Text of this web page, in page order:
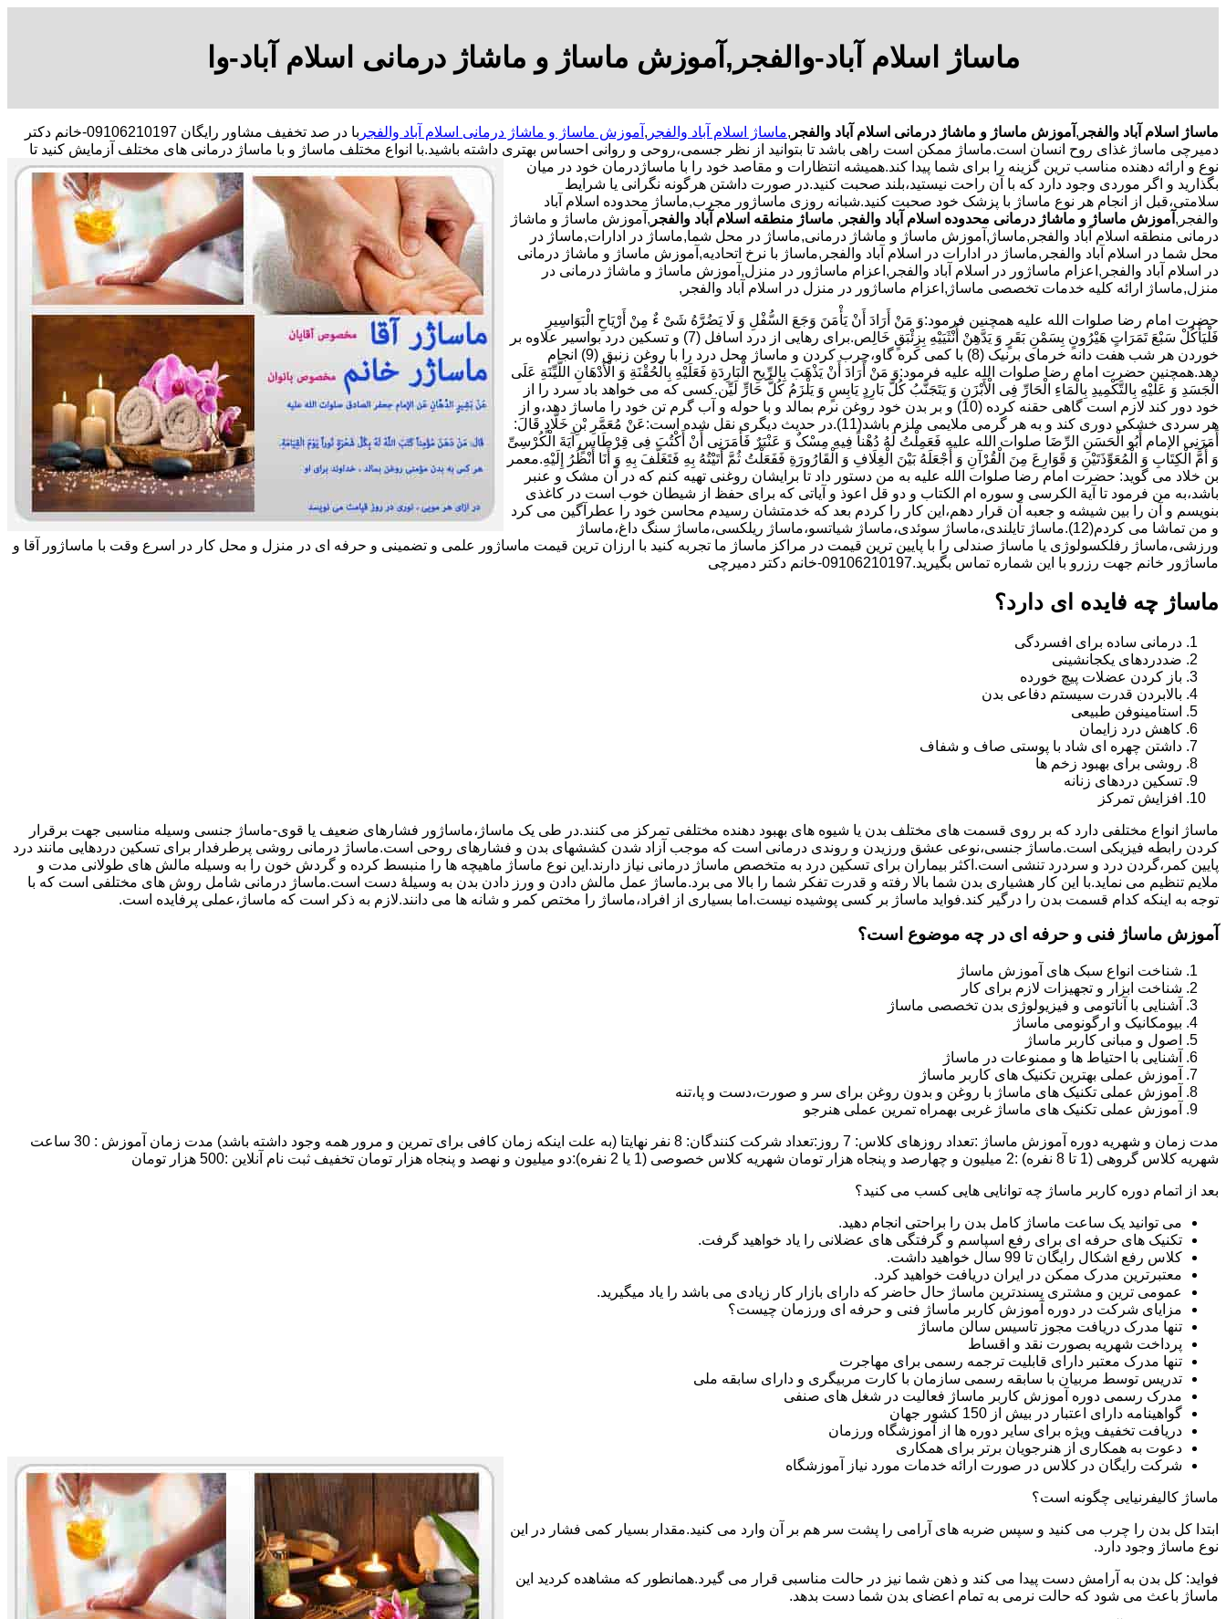
ماساژ اسلام آباد-والفجر,آموزش ماساژ و ماشاژ درمانی اسلام آباد-وا
ماساژ اسلام آباد والفجر , آموزش ماساژ و ماشاژ درمانی اسلام آباد والفجر ,ماساژ اسلام آباد والفجر , آموزش ماساژ و ماشاژ درمانی اسلام آباد والفجر
با در صد تخفیف مشاور رایگان 09106210197-خانم دکتر
دمیرچی ماساژ غذای روح انسان است.ماساژ ممکن است راهی باشد تا بتوانید از نظر جسمی،روحی و روانی احساس بهتری داشته باشید.با انواع مختلف ماساژ و با ماساژ درمانی های مختلف آزمایش کنید تا
نوع و ارائه دهنده مناسب ترین گزینه را برای شما پیدا کند.همیشه انتظارات و مقاصد خود را با ماساژدرمان خود در میان
بگذارید و اگر موردی وجود دارد که با آن راحت نیستید،بلند صحبت کنید.در صورت داشتن هرگونه نگرانی یا شرایط
سلامتی،قبل از انجام هر نوع ماساژ با پزشک خود صحبت کنید.شبانه روزی ماساژور مجرب,ماساژ محدوده اسلام آباد
والفجر, آموزش ماساژ و ماشاژ درمانی محدوده اسلام آباد والفجر , ماساژ منطقه اسلام آباد والفجر ,آموزش ماساژ و ماشاژ
درمانی منطقه اسلام آباد والفجر,ماساژ,آموزش ماساژ و ماشاژ درمانی,ماساژ در محل شما,ماساژ در ادارات,ماساژ در
محل شما در اسلام آباد والفجر,ماساژ در ادارات در اسلام آباد والفجر,ماساژ با نرخ اتحادیه,آموزش ماساژ و ماشاژ درمانی
در اسلام آباد والفجر,اعزام ماساژور در اسلام آباد والفجر,اعزام ماساژور در منزل,آموزش ماساژ و ماشاژ درمانی در
منزل,ماساژ ارائه کلیه خدمات تخصصی ماساژ,اعزام ماساژور در منزل در اسلام آباد والفجر,
حضرت امام رضا صلوات الله علیه همچنین فرمود:وَ مَنْ أَرَادَ أَنْ یَأْمَنَ وَجَعَ السُّفْلِ وَ لَا یَضُرَّهُ شَیْ ءٌ مِنْ أَرْیَاحِ الْبَوَاسِیرِ
فَلْیَأْکُلْ سَبْعَ تَمَرَاتٍ هَیْرُونٍ بِسَمْنِ بَقَرٍ وَ یَدَّهِنْ أُنْثَیَیْهِ بِزِئْبَقٍ خَالِص.برای رهایی از درد اسافل (7) و تسکین درد بواسیر علاوه بر
خوردن هر شب هفت دانه خرمای برنیک (8) با کمی کره گاو،چرب کردن و ماساژ محل درد را با روغن زنبق (9) انجام
دهد.همچنین حضرت امام رضا صلوات الله علیه فرمود:وَ مَنْ أَرَادَ أَنْ یَذْهَبَ بِالرِّیحِ الْبَارِدَةِ فَعَلَیْهِ بِالْحُقْنَةِ وَ الْأَدْهَانِ اللَّیِّنَةِ عَلَى
الْجَسَدِ وَ عَلَیْهِ بِالتَّکْمِیدِ بِالْمَاءِ الْحَارِّ فِی الْأَبْزَنِ وَ یَتَجَنَّبُ کُلَّ بَارِدٍ یَابِسٍ وَ یَلْزَمُ کُلَّ حَارٍّ لَیِّن.کسی که می خواهد باد سرد را از
خود دور کند لازم است گاهی حقنه کرده (10) و بر بدن خود روغن نرم بمالد و با حوله و آب گرم تن خود را ماساژ دهد،و از
هر سردی خشکی دوری کند و به هر گرمی ملایمی ملزم باشد(11).در حدیث دیگری نقل شده است:عَنْ مُعَمَّرِ بْنِ خَلَّادٍ قَالَ:
أَمَرَنِی الإمام أَبُو الْحَسَنِ الرِّضَا صلوات الله علیه فَعَمِلْتُ لَهُ دُهْناً فِیهِ مِسْکٌ وَ عَنْبَرٌ فَأَمَرَنِی أَنْ أَکْتُبَ فِی قِرْطَاسٍ آیَةَ الْکُرْسِیِّ
وَ أُمَّ الْکِتَابِ وَ الْمُعَوِّذَتَیْنِ وَ قَوَارِعَ مِنَ الْقُرْآنِ وَ أَجْعَلَهُ بَیْنَ الْغِلَافِ وَ الْقَارُورَةِ فَفَعَلْتُ ثُمَّ أَتَیْتُهُ بِهِ فَتَغَلَّفَ بِهِ وَ أَنَا أَنْظُرُ إِلَیْهِ.معمر
بن خلاد می گوید: حضرت امام رضا صلوات الله علیه به من دستور داد تا برایشان روغنى تهیه کنم که در آن مشک و عنبر
باشد،به من فرمود تا آیة الکرسى و سوره ام الکتاب و دو قل اعوذ و آیاتى که براى حفظ از شیطان خوب است در کاغذى
بنویسم و آن را بین شیشه و جعبه آن قرار دهم،این کار را کردم بعد که خدمتشان رسیدم محاسن خود را عطرآگین می کرد
و من تماشا می کردم(12).ماساژ تایلندی،ماساژ سوئدی،ماساژ شیاتسو،ماساژ ریلکسی،ماساژ سنگ داغ،ماساژ
ورزشی،ماساژ رفلکسولوژی یا ماساژ صندلی را با پایین ترین قیمت در مراکز ماساژ ما تجربه کنید با ارزان ترین قیمت ماساژور علمی و تضمینی و حرفه ای در منزل و محل کار در اسرع وقت با ماساژور آقا و
ماساژور خانم جهت رزرو با این شماره تماس بگیرید.09106210197-خانم دکتر دمیرچی
ماساژ چه فایده ای دارد؟
درمانی ساده برای افسردگی
ضددردهای یکجانشینی
باز کردن عضلات پیچ خورده
بالابردن قدرت سیستم دفاعی بدن
استامینوفن طبیعی
کاهش درد زایمان
داشتن چهره ای شاد با پوستی صاف و شفاف
روشی برای بهبود زخم ها
تسکین دردهای زنانه
افزایش تمرکز
ماساژ انواع مختلفی دارد که بر روی قسمت های مختلف بدن یا شیوه های بهبود دهنده مختلفی تمرکز می کنند.در طی یک ماساژ،ماساژور فشارهای ضعیف یا قوی-ماساژ جنسی وسیله مناسبی جهت برقرار
کردن رابطه فیزیکی است.ماساژ جنسی،نوعی عشق ورزیدن و روندی درمانی است که موجب آزاد شدن کششهای بدن و فشارهای روحی است.ماساژ درمانی روشی پرطرفدار برای تسکین دردهایی مانند درد
پایین کمر،گردن درد و سردرد تنشی است.اکثر بیماران برای تسکین درد به متخصص ماساژ درمانی نیاز دارند.این نوع ماساژ ماهیچه ها را منبسط کرده و گردش خون را به وسیله مالش های طولانی مدت و
ملایم تنظیم می نماید.با این کار هشیاری بدن شما بالا رفته و قدرت تفکر شما را بالا می برد.ماساژ عمل مالش دادن و ورز دادن بدن به وسیلۀ دست است.ماساژ درمانی شامل روش های مختلفی است که با
توجه به اینکه کدام قسمت بدن را درگیر کند.فواید ماساژ بر کسی پوشیده نیست.اما بسیاری از افراد،ماساژ را مختص کمر و شانه ها می دانند.لازم به ذکر است که ماساژ،عملی پرفایده است.
آموزش ماساژ فنی و حرفه ای در چه موضوع است؟
شناخت انواع سبک های آموزش ماساژ
شناخت ابزار و تجهیزات لازم برای کار
آشنایی با آناتومی و فیزیولوژی بدن تخصصی ماساژ
بیومکانیک و ارگونومی ماساژ
اصول و مبانی کاربر ماساژ
آشنایی با احتیاط ها و ممنوعات در ماساژ
آموزش عملی بهترین تکنیک های کاربر ماساژ
آموزش عملی تکنیک های ماساژ با روغن و بدون روغن برای سر و صورت،دست و پا،تنه
آموزش عملی تکنیک های ماساژ غربی بهمراه تمرین عملی هنرجو
مدت زمان و شهریه دوره آموزش ماساژ :تعداد روزهای کلاس: 7 روز:تعداد شرکت کنندگان: 8 نفر نهایتا (به علت اینکه زمان کافی برای تمرین و مرور همه وجود داشته باشد) مدت زمان آموزش : 30 ساعت
شهریه کلاس گروهی (1 تا 8 نفره) :2 میلیون و چهارصد و پنجاه هزار تومان شهریه کلاس خصوصی (1 یا 2 نفره):دو میلیون و نهصد و پنجاه هزار تومان تخفیف ثبت نام آنلاین :500 هزار تومان
بعد از اتمام دوره کاربر ماساژ چه توانایی هایی کسب می کنید؟
می توانید یک ساعت ماساژ کامل بدن را براحتی انجام دهید.
تکنیک های حرفه ای برای رفع اسپاسم و گرفتگی های عضلانی را یاد خواهید گرفت.
کلاس رفع اشکال رایگان تا 99 سال خواهید داشت.
معتبرترین مدرک ممکن در ایران دریافت خواهید کرد.
عمومی ترین و مشتری پسندترین ماساژ حال حاضر که دارای بازار کار زیادی می باشد را یاد میگیرید.
مزایای شرکت در دوره آموزش کاربر ماساژ فنی و حرفه ای ورزمان چیست؟
تنها مدرک دریافت مجوز تاسیس سالن ماساژ
پرداخت شهریه بصورت نقد و اقساط
تنها مدرک معتبر دارای قابلیت ترجمه رسمی برای مهاجرت
تدریس توسط مربیان با سابقه رسمی سازمان با کارت مربیگری و دارای سابقه ملی
مدرک رسمی دوره آموزش کاربر ماساژ فعالیت در شغل های صنفی
گواهینامه دارای اعتبار در بیش از 150 کشور جهان
دریافت تخفیف ویژه برای سایر دوره ها از آموزشگاه ورزمان
دعوت به همکاری از هنرجویان برتر برای همکاری
شرکت رایگان در کلاس در صورت ارائه خدمات مورد نیاز آموزشگاه
ماساژ کالیفرنیایی چگونه است؟
ابتدا کل بدن را چرب می کنید و سپس ضربه های آرامی را پشت سر هم بر آن وارد می کنید.مقدار بسیار کمی فشار در این
نوع ماساژ وجود دارد.
فواید: کل بدن به آرامش دست پیدا می کند و ذهن شما نیز در حالت مناسبی قرار می گیرد.همانطور که مشاهده کردید این
ماساژ باعث می شود که حالت نرمی به تمام اعضای بدن شما دست بدهد.